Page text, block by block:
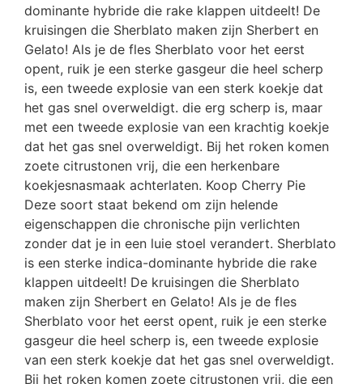
dominante hybride die rake klappen uitdeelt! De
kruisingen die Sherblato maken zijn Sherbert en
Gelato! Als je de fles Sherblato voor het eerst
opent, ruik je een sterke gasgeur die heel scherp
is, een tweede explosie van een sterk koekje dat
het gas snel overweldigt. die erg scherp is, maar
met een tweede explosie van een krachtig koekje
dat het gas snel overweldigt. Bij het roken komen
zoete citrustonen vrij, die een herkenbare
koekjesnasmaak achterlaten. Koop Cherry Pie
Deze soort staat bekend om zijn helende
eigenschappen die chronische pijn verlichten
zonder dat je in een luie stoel verandert. Sherblato
is een sterke indica-dominante hybride die rake
klappen uitdeelt! De kruisingen die Sherblato
maken zijn Sherbert en Gelato! Als je de fles
Sherblato voor het eerst opent, ruik je een sterke
gasgeur die heel scherp is, een tweede explosie
van een sterk koekje dat het gas snel overweldigt.
Bij het roken komen zoete citrustonen vrij, die een